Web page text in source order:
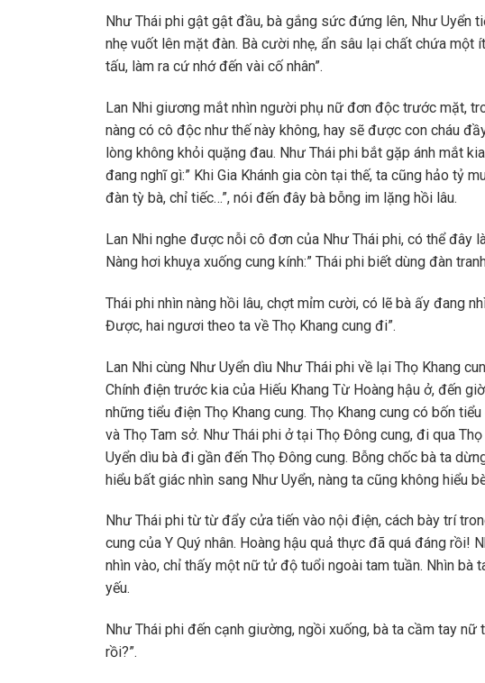
Như Thái phi gật gật đầu, bà gắng sức đứng lên, Như Uyển
nhẹ vuốt lên mặt đàn. Bà cười nhẹ, ẩn sâu lại chất chứa một
tấu, làm ra cứ nhớ đến vài cố nhân”.
Lan Nhi giương mắt nhìn người phụ nữ đơn độc trước mặt,
nàng có cô độc như thế này không, hay sẽ được con cháu
lòng không khỏi quặng đau. Như Thái phi bắt gặp ánh mắt
đang nghĩ gì:” Khi Gia Khánh gia còn tại thế, ta cũng hảo tỷ
đàn tỳ bà, chỉ tiếc…”, nói đến đây bà bỗng im lặng hồi lâu.
Lan Nhi nghe được nỗi cô đơn của Như Thái phi, có thể đây
Nàng hơi khuỵa xuống cung kính:” Thái phi biết dùng đàn
Thái phi nhìn nàng hồi lâu, chợt mỉm cười, có lẽ bà ấy đang
Được, hai ngươi theo ta về Thọ Khang cung đi”.
Lan Nhi cùng Như Uyển dìu Như Thái phi về lại Thọ Khang
Chính điện trước kia của Hiếu Khang Từ Hoàng hậu ở, đến
những tiểu điện Thọ Khang cung. Thọ Khang cung có bốn
và Thọ Tam sở. Như Thái phi ở tại Thọ Đông cung, đi qua
Uyển dìu bà đi gần đến Thọ Đông cung. Bỗng chốc bà ta
hiểu bất giác nhìn sang Như Uyển, nàng ta cũng không hiểu
Như Thái phi từ từ đẩy cửa tiến vào nội điện, cách bày trí
cung của Y Quý nhân. Hoàng hậu quả thực đã quá đáng rồi!
nhìn vào, chỉ thấy một nữ tử độ tuổi ngoài tam tuần. Nhìn bà
yếu.
Như Thái phi đến cạnh giường, ngồi xuống, bà ta cầm tay nữ
rồi?”.